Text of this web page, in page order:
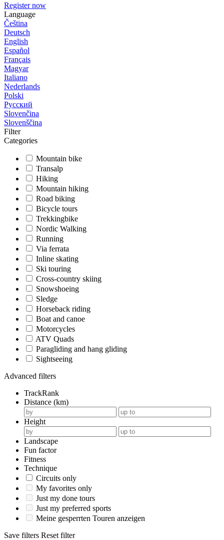
Register now
Language
Čeština
Deutsch
English
Español
Français
Magyar
Italiano
Nederlands
Polski
Русский
Slovenčina
Slovenščina
Filter
Categories
Mountain bike
Transalp
Hiking
Mountain hiking
Road biking
Bicycle tours
Trekkingbike
Nordic Walking
Running
Via ferrata
Inline skating
Ski touring
Cross-country skiing
Snowshoeing
Sledge
Horseback riding
Boat and canoe
Motorcycles
ATV Quads
Paragliding and hang gliding
Sightseeing
Advanced filters
TrackRank
Distance (km)
Height
Landscape
Fun factor
Fitness
Technique
Circuits only
My favorites only
Just my done tours
Just my preferred sports
Meine gesperrten Touren anzeigen
Save filters Reset filter